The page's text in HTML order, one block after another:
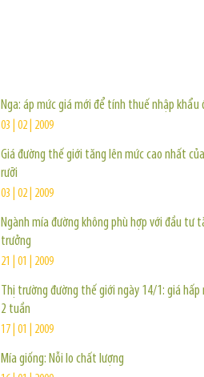
Nga: áp mức giá mới để tính thuế nhập khẩu
03 | 02 | 2009
Giá đường thế giới tăng lên mức cao nhất
rưỡi
03 | 02 | 2009
Ngành mía đường không phù hợp với đầu tư
trưởng
21 | 01 | 2009
Thị trường đường thế giới ngày 14/1: giá hấp
2 tuần
17 | 01 | 2009
Mía giống: Nỗi lo chất lượng